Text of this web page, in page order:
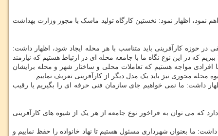
نمود، اظهار نمود: نخستین کارگاه تولید ماسک با مجوز وزارت بهداشت
حوزه کارآفرینی باید متناسب با هر محله ایجاد شود، اظهار داشت:
که در این نوع نگاه ما با جامعه محله ای در ارتباط هستیم که نیازمند
مواجه هستیم که تعاملات محلی و ساختار شهر و محله برایشان
محوری نیز باید یک مدل دیگر از کارآفرینی تعریف نماییم.
داشت: ما نمی خواهیم جای سازمان فنی حرفه ای را بگیریم یا رقیب
که می توان به فراخور نوع جامعه از هر یک از شیوه های کارآفرینی
از دست داده اند، اظهار داشت: ما بعنوان شهرداری مسئول هستیم تا نهاد خانواده را حفظ نماییم و